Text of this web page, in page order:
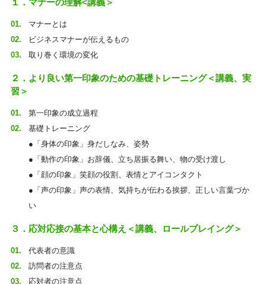
１．マナーの理解<講義＞
マナーとは
ビジネスマナーが伝えるもの
取り巻く環境の変化
２．より良い第一印象のための基礎トレーニング＜講義、実
習＞
第一印象の成立過程
基礎トレーニング
●「身体の印象」身だしなみ、姿勢
●「動作の印象」お辞儀、立ち居振る舞い、物の受け渡し
●「顔の印象」笑顔の役割、表情とアイコンタクト
●「声の印象」声の表情、気持ちが伝わる挨拶、正しい言葉づか
い
３．応対応接の基本と心構え＜講義、ロールプレイング＞
代表者の意識
訪問者の注意点
応対者の注意点